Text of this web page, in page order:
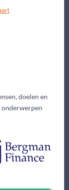
doelen en
onderwerpen